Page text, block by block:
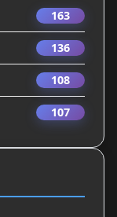
163
136
108
107